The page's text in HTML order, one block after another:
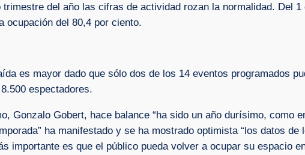
del año las cifras de actividad rozan la normalidad. Del
ocupación del 80,4 por ciento.
es mayor dado que sólo dos de los 14 eventos programados
espectadores.
Gonzalo Gobert, hace balance “ha sido un año durísimo, como
ha manifestado y se ha mostrado optimista “los datos
importante es que el público pueda volver a ocupar su espacio